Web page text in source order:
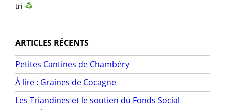
tri
ARTICLES RÉCENTS
Petites Cantines de Chambéry
À lire : Graines de Cocagne
Les Triandines et le soutien du Fonds Social